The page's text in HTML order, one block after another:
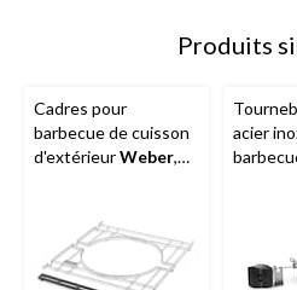
Produits
Cadres pour
barbecue de cuisson
d'extérieurWeber,
acier